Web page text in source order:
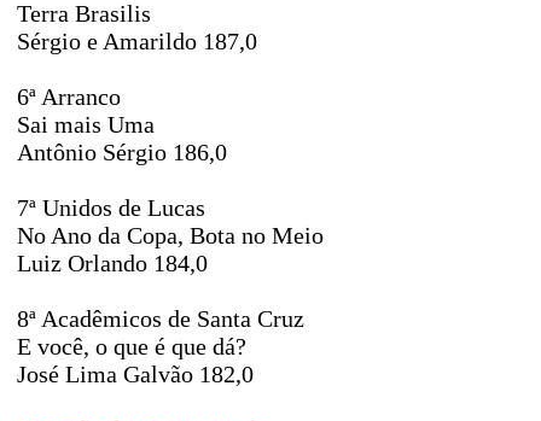
Terra Brasilis
Sérgio e Amarildo 187,0
6ª Arranco
Sai mais Uma
Antônio Sérgio 186,0
7ª Unidos de Lucas
No Ano da Copa, Bota no Meio
Luiz Orlando 184,0
8ª Acadêmicos de Santa Cruz
E você, o que é que dá?
José Lima Galvão 182,0